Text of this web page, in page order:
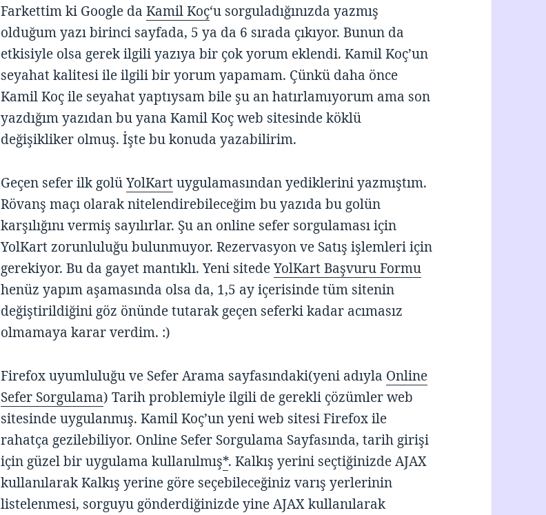
Farkettim ki Google daKamil Koç‘u sorguladığınızda yazmış
olduğum yazı birinci sayfada, 5 ya da 6 sırada çıkıyor. Bunun da
etkisiyle olsa gerek ilgili yazıya bir çok yorum eklendi. Kamil Koç’un
seyahat kalitesi ile ilgili bir yorum yapamam. Çünkü daha önce
Kamil Koç ile seyahat yaptıysam bile şu an hatırlamıyorum ama son
yazdığım yazıdan bu yana Kamil Koç web sitesinde köklü
değişikliker olmuş. İşte bu konuda yazabilirim.
Geçen sefer ilk golüYolKartuygulamasından yediklerini yazmıştım.
Rövanş maçı olarak nitelendirebileceğim bu yazıda bu golün
karşılığını vermiş sayılırlar. Şu an online sefer sorgulaması için
YolKart zorunluluğu bulunmuyor. Rezervasyon ve Satış işlemleri için
gerekiyor. Bu da gayet mantıklı. Yeni sitedeYolKart Başvuru Formu
henüz yapım aşamasında olsa da, 1,5 ay içerisinde tüm sitenin
değiştirildiğini göz önünde tutarak geçen seferki kadar acımasız
olmamaya karar verdim. :)
Firefox uyumluluğu ve Sefer Arama sayfasındaki(yeni adıyla Online
Sefer Sorgulama) Tarih problemiyle ilgili de gerekli çözümler web
sitesinde uygulanmış. Kamil Koç’un yeni web sitesi Firefox ile
rahatça gezilebiliyor. Online Sefer Sorgulama Sayfasında, tarih girişi
için güzel bir uygulama kullanılmış*. Kalkış yerini seçtiğinizde AJAX
kullanılarak Kalkış yerine göre seçebileceğiniz varış yerlerinin
listelenmesi, sorguyu gönderdiğinizde yine AJAX kullanılarak